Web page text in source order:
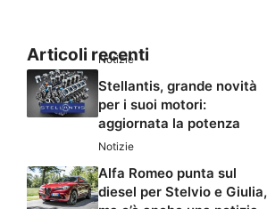
Articoli recenti
Notizie
Stellantis, grande novità
per i suoi motori:
aggiornata la potenza
Notizie
Alfa Romeo punta sul
diesel per Stelvio e Giulia,